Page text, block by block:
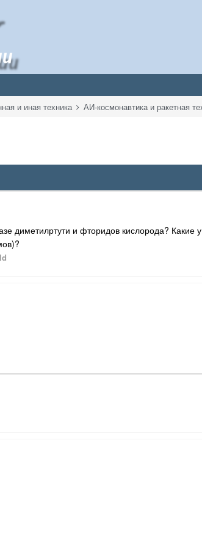
и иная техника АИ-космонавтика и ракетная
диметилртути и фторидов кислорода? Какие